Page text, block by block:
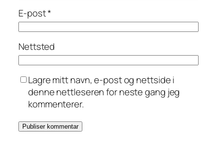
E-post*
Nettsted
Lagre mitt navn, e-post og nettside i
denne nettleseren for neste gang jeg
kommenterer.